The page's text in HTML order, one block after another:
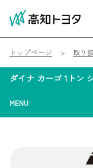
トップページ 取り
ダイナ カーゴ 1トン
MENU